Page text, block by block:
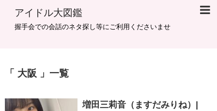
アイドル大図鑑
握手会での会話のネタ探し等にご利用くださいませ
大阪 一覧
増田三莉音（ますだみりね）|